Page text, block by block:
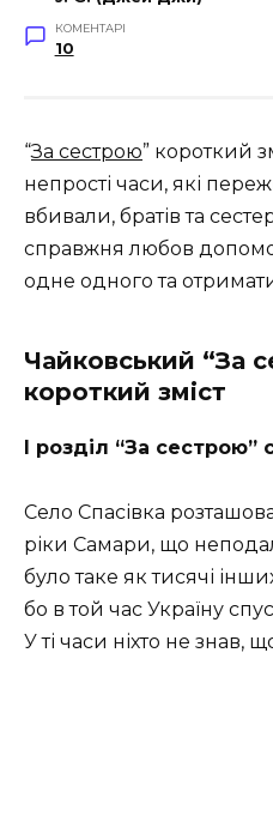
КОМЕНТАРІ
10
“За сестрою” короткий
непрості часи, які
вбивали, братів та
справжня любов
одне одного та
Чайковський “За
короткий зміст
І розділ “За сестрою”
Село Спасівка
ріки Самари, що
було таке як тисячі
бо в той час Україну
У ті часи ніхто не знав,